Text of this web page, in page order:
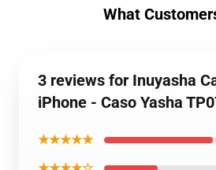
What
3 reviews for Inuyasha
iPhone - Caso Yasha
★★★★★